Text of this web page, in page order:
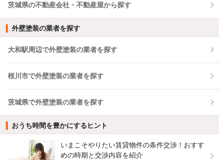
茨城県の不動産会社・不動産屋から探す
外壁塗装の業者を探す
大和駅周辺で外壁塗装の業者を探す
桜川市で外壁塗装の業者を探す
茨城県で外壁塗装の業者を探す
おうち時間を豊かにするヒント
いまこそやりたい賃貸物件の条件交渉！おすす
めの時期と交渉内容を紹介